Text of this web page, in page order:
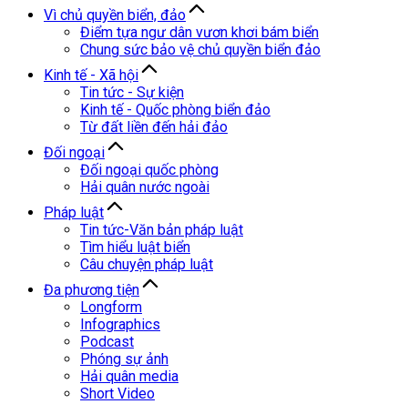
Vì chủ quyền biển, đảo
Điểm tựa ngư dân vươn khơi bám biển
Chung sức bảo vệ chủ quyền biển đảo
Kinh tế - Xã hội
Tin tức - Sự kiện
Kinh tế - Quốc phòng biển đảo
Từ đất liền đến hải đảo
Đối ngoại
Đối ngoại quốc phòng
Hải quân nước ngoài
Pháp luật
Tin tức-Văn bản pháp luật
Tìm hiểu luật biển
Câu chuyện pháp luật
Đa phương tiện
Longform
Infographics
Podcast
Phóng sự ảnh
Hải quân media
Short Video